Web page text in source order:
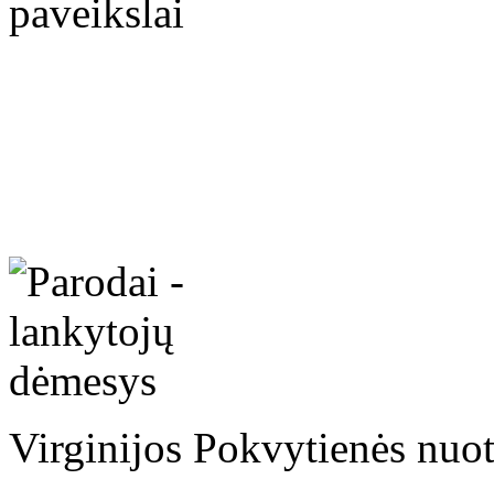
Virginijos Pokvytienės